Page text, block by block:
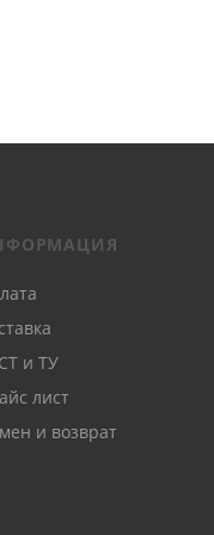
и ТУ
лист
и возврат